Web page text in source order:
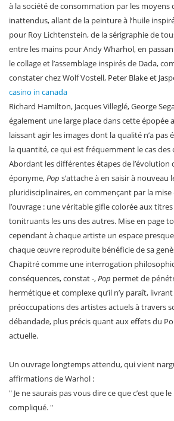
à la société de consommation par les moyens
inattendus, allant de la peinture à l’huile
pour Roy Lichtenstein, de la sérigraphie de
entre les mains pour Andy Wharhol, en
le collage et l’assemblage inspirés de Dada,
constater chez Wolf Vostell, Peter Blake et
casino in canada
Richard Hamilton, Jacques Villeglé, George
également une large place dans cette épopée
laissant agir les images dont la qualité n’a pas
la quantité, ce qui est fréquemment le cas
Abordant les différentes étapes de
éponyme,Pop s’attache à en saisir à nouveau
pluridisciplinaires, en commençant par la
l’ouvrage : une véritable gifle colorée aux
tonitruants les uns des autres. Mise en page
cependant à chaque artiste un espace
chaque œuvre reproduite bénéficie de sa
Chapitré comme une interrogation
conséquences, constat -,Pop permet de
hermétique et complexe qu’il n’y paraît,
préoccupations des artistes actuels à travers
débandade, plus précis quant aux effets du
actuelle.
Un ouvrage longtemps attendu, qui vient
affirmations de Warhol :
" Je ne saurais pas vous dire ce que c’est que
compliqué. "